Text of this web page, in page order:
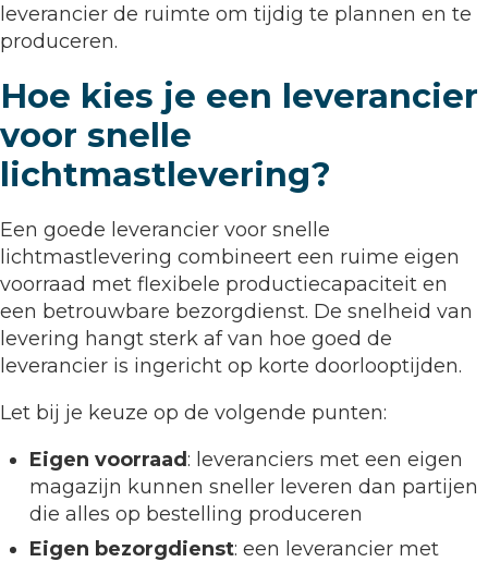
leverancier de ruimte om tijdig te plannen en te
produceren.
Hoe kies je een leverancier
voor snelle
lichtmastlevering?
Een goede leverancier voor snelle
lichtmastlevering combineert een ruime eigen
voorraad met flexibele productiecapaciteit en
een betrouwbare bezorgdienst. De snelheid van
levering hangt sterk af van hoe goed de
leverancier is ingericht op korte doorlooptijden.
Let bij je keuze op de volgende punten:
Eigen voorraad: leveranciers met een eigen
magazijn kunnen sneller leveren dan partijen
die alles op bestelling produceren
Eigen bezorgdienst: een leverancier met